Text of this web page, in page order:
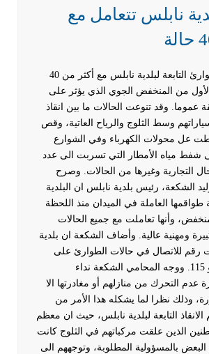
نابلس تتعامل مع
تعاملت فرق الطوارئ التابعة لبلدية نابلس مع أكثر من 40
من المنخفض الجوي الذي يؤثر على
عموما. وقد تنوعت الحالات ما بين انقاذ
وسط الثلوج والرياح العاتية، وقص
عل محولات الكهرباء وفي الشوارع
شفط مياه الأمطار التي تسربت الى عدد
التجارية وغيرها من الحالات. وصرح
الشكعة، رئيس بلدية نابلس ان البلدية
العاملة في الميدان منذ اللحظة
وأنها تعاملت مع جميع الحالات
ومهنية عالية. وأضاف الشكعة ان بلدية
للاتصال في حالات الطوارئ على
ووجه المحامي الشكعة نداء
عدم التحرك من منازلهم أو مغادرتها الا
وذلك نظرا لما يشكله هذا الأمر من
التابعة لبلدية نابلس، حيث ان معظم
الذين علقت مركباتهم في الثلوج كانت
بالمسؤولية المطلوبة، وتوجههم الى